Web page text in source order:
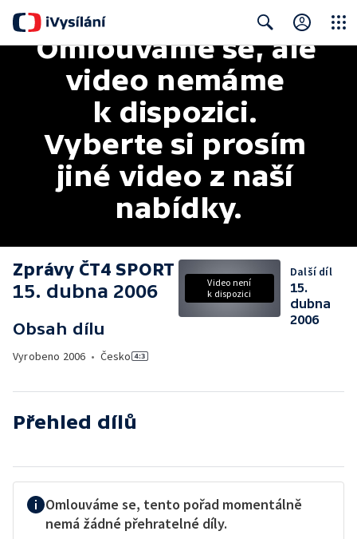
Search
Omlouváme se, ale
video nemáme
k dispozici.
Vyberte si prosím
jiné video z naší
nabídky.
Zprávy ČT4 SPORT
15. dubna 2006
Obsah dílu
Vyrobeno 2006 • Česko
Video není
k dispozici
Další díl
15.
dubna
2006
Přehled dílů
Omlouváme se, tento pořad momentálně
nemá žádné přehratelné díly.